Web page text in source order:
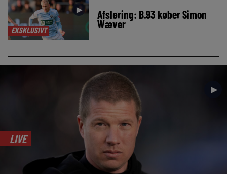
EKSKLUSIVT
► Afsløring: B.93 køber Simon
Wæver
►
LIVE